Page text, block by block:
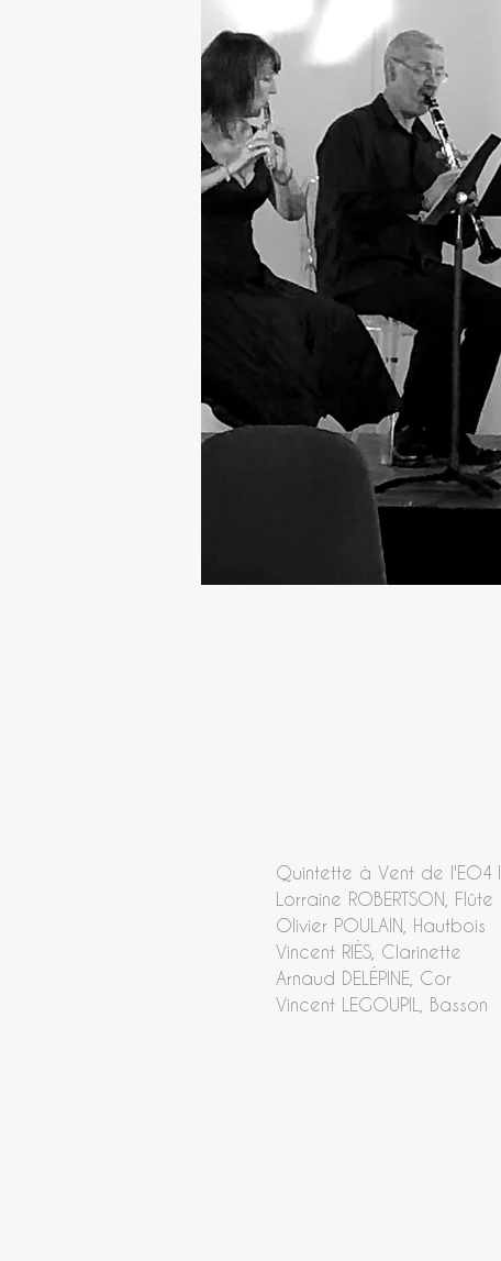
Quintette à Vent de l'EO41
Lorraine ROBERTSON, Flûte
Olivier POULAIN, Hautbois
Vincent RIÈS, Clarinette
Arnaud DELÉPINE, Cor
Vincent LEGOUPIL, Basson